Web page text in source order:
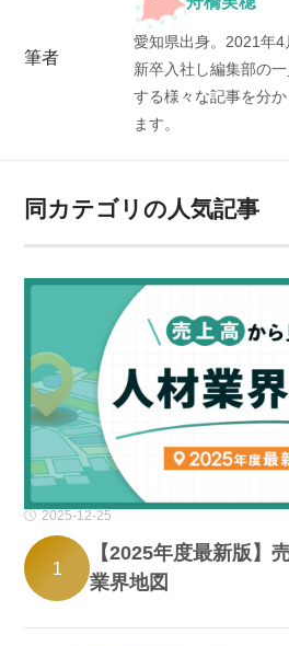
筆者
愛知県出身。2021年
新卒入社し編集部の
する様々な記事を分
ます。
同カテゴリの人気記事
2025-12-25
1
【2025年度最新版】
業界地図